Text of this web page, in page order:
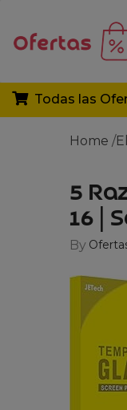
Todas las
Home /
5
16 |
By